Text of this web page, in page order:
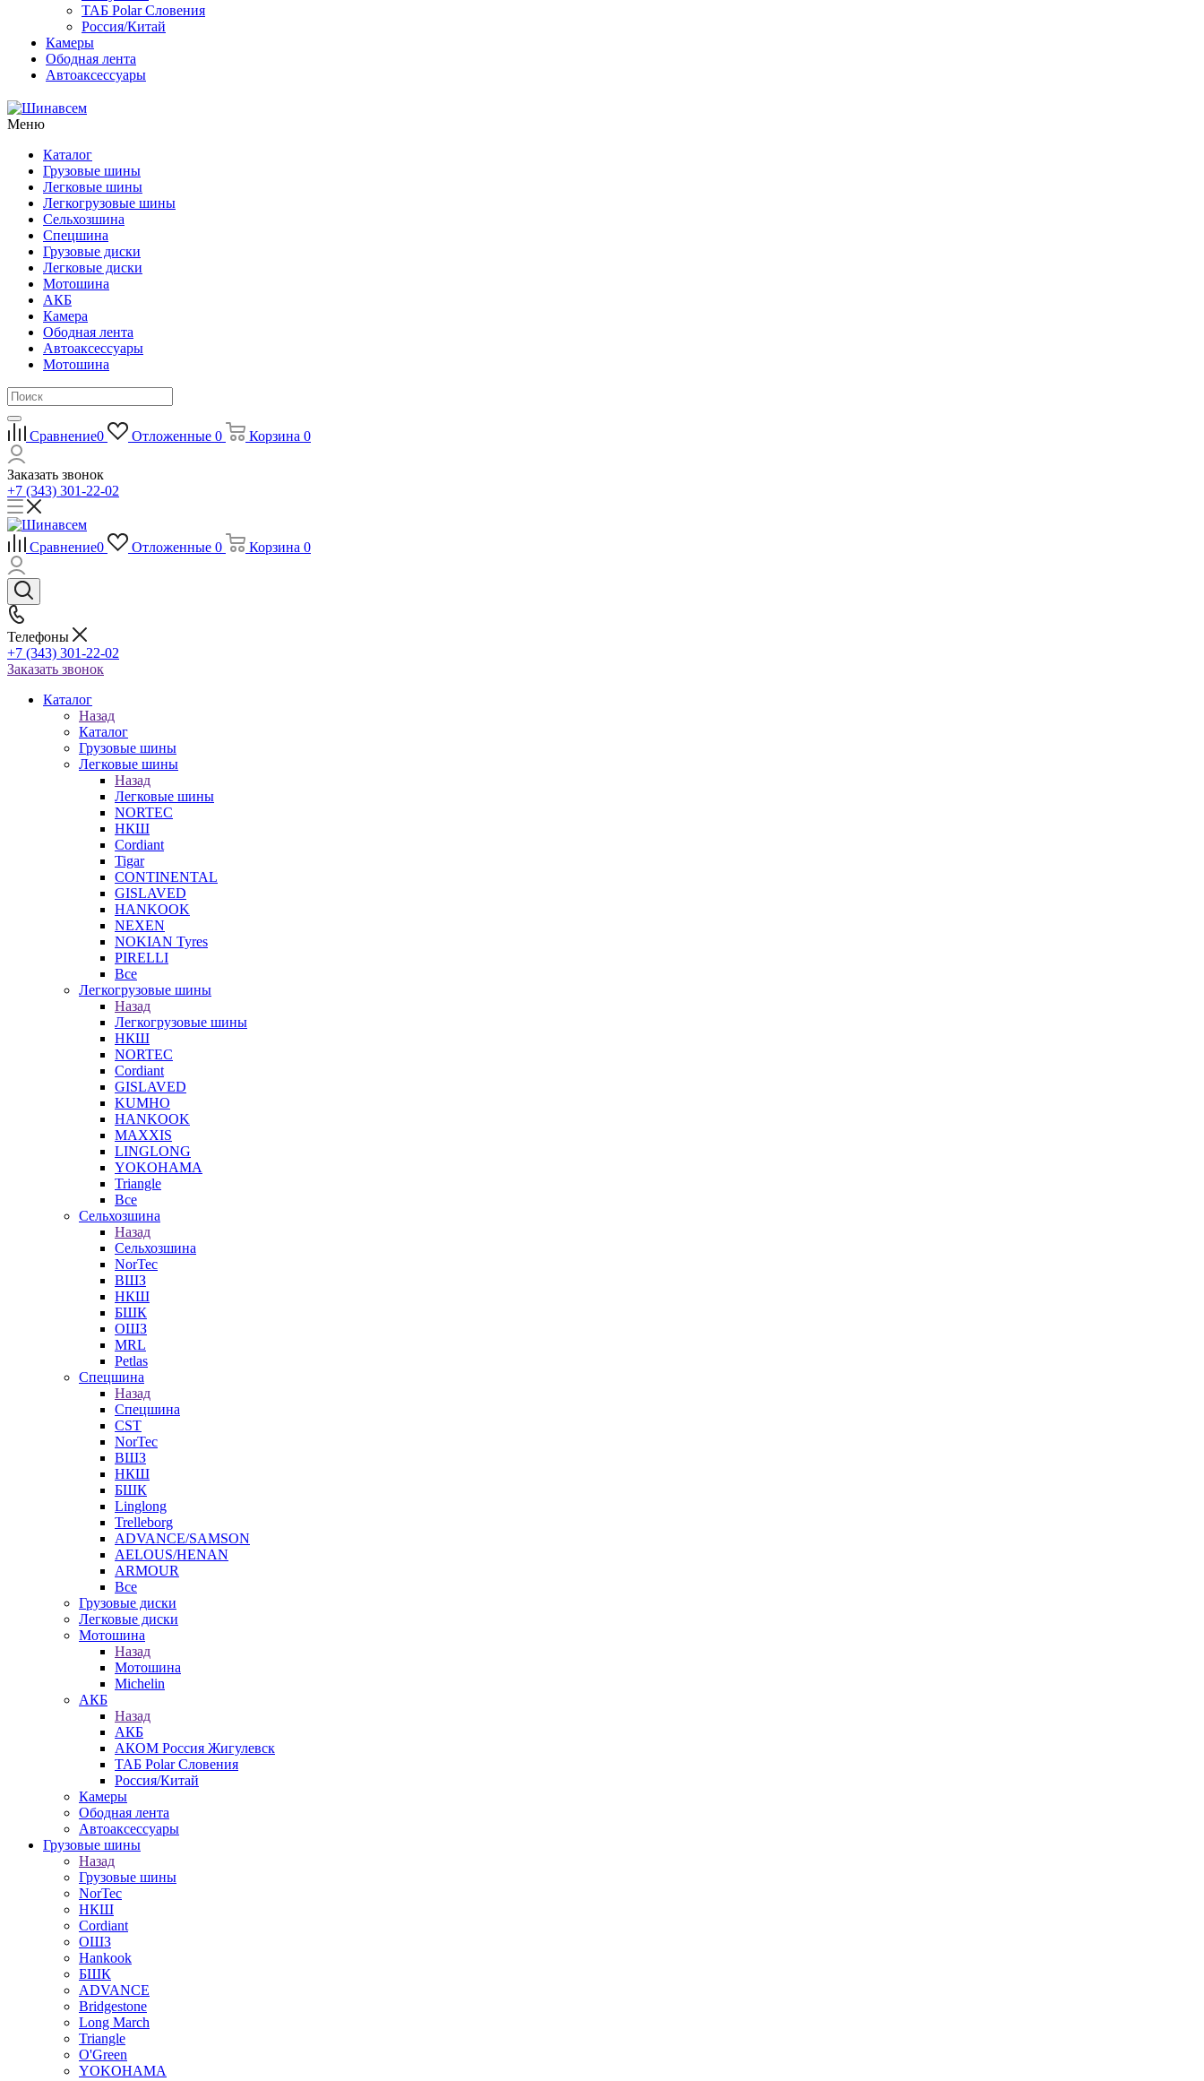
ТАБ Polar Словения
Россия/Китай
Камеры
Ободная лента
Автоаксессуары
Меню
Каталог
Грузовые шины
Легковые шины
Легкогрузовые шины
Сельхозшина
Спецшина
Грузовые диски
Легковые диски
Мотошина
АКБ
Камера
Ободная лента
Автоаксессуары
Мотошина
Сравнение0 Отложенные 0 Корзина 0
Заказать звонок
+7 (343) 301-22-02
Сравнение0 Отложенные 0 Корзина 0
Телефоны
+7 (343) 301-22-02
Заказать звонок
Каталог
Назад
Каталог
Грузовые шины
Легковые шины
Назад
Легковые шины
NORTEС
НКШ
Cordiant
Tigar
CONTINENTAL
GISLAVED
HANKOOK
NEXEN
NOKIAN Tyres
PIRELLI
Все
Легкогрузовые шины
Назад
Легкогрузовые шины
НКШ
NORTEС
Cordiant
GISLAVED
KUMHO
HANKOOK
MAXXIS
LINGLONG
YOKOHAMA
Triangle
Все
Сельхозшина
Назад
Сельхозшина
NorTec
ВШЗ
НКШ
БШК
ОШЗ
MRL
Petlas
Спецшина
Назад
Спецшина
CST
NorTec
ВШЗ
НКШ
БШК
Linglong
Trelleborg
ADVANCE/SAMSON
AELOUS/HENAN
ARMOUR
Все
Грузовые диски
Легковые диски
Мотошина
Назад
Мотошина
Michelin
АКБ
Назад
АКБ
АКОМ Россия Жигулевск
ТАБ Polar Словения
Россия/Китай
Камеры
Ободная лента
Автоаксессуары
Грузовые шины
Назад
Грузовые шины
NorTec
НКШ
Cordiant
ОШЗ
Hankook
БШК
ADVANCE
Bridgestone
Long March
Triangle
O'Green
YOKOHAMA